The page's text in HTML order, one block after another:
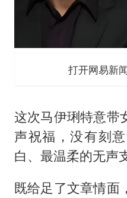
打开网易新
这次马伊琍特意带
声祝福，没有刻
白、最温柔的无声
既给足了文章情面